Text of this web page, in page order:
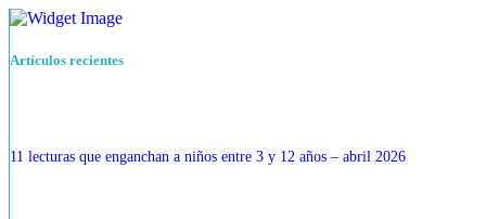
Artículos recientes
11 lecturas que enganchan a niños entre 3 y 12 años – abril 2026